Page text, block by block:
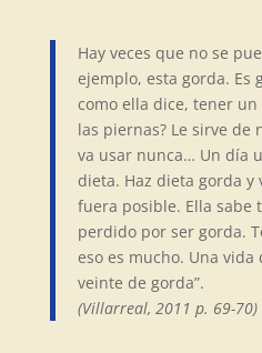
Hay veces que no se
ejemplo, esta gorda. Es
como ella dice, tener
las piernas? Le sirve de
va usar nunca… Un día
dieta. Haz dieta gorda y
fuera posible. Ella sabe
perdido por ser gorda.
eso es mucho. Una vida
veinte de gorda”.
(Villarreal, 2011 p. 69-70)